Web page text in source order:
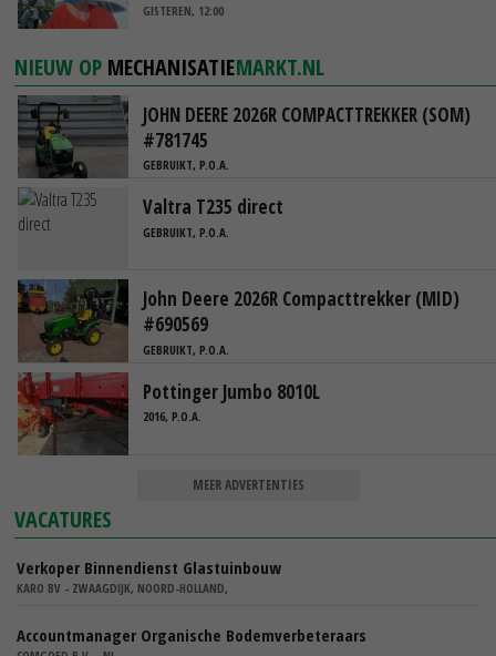
GISTEREN, 12:00
NIEUW OP MECHANISATIEMARKT.NL
JOHN DEERE 2026R COMPACTTREKKER (SOM)
#781745
GEBRUIKT, P.O.A.
Valtra T235 direct
GEBRUIKT, P.O.A.
John Deere 2026R Compacttrekker (MID)
#690569
GEBRUIKT, P.O.A.
Pottinger Jumbo 8010L
2016, P.O.A.
MEER ADVERTENTIES
VACATURES
Verkoper Binnendienst Glastuinbouw
KARO BV - ZWAAGDIJK, NOORD-HOLLAND,
Accountmanager Organische Bodemverbeteraars